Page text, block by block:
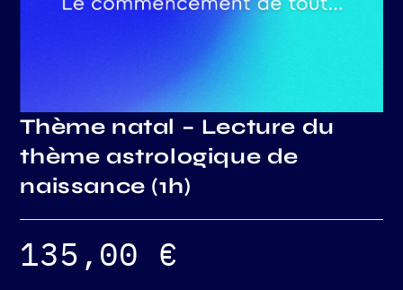
Thème natal – Lecture du
thème astrologique de
naissance (1h)
135,00 €